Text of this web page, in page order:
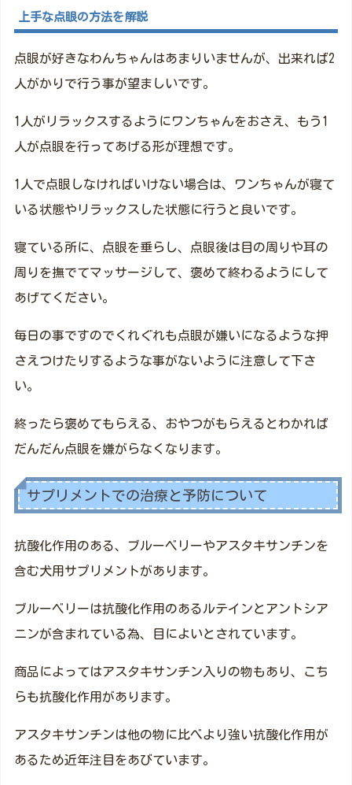
上手な点眼の方法を解説
点眼が好きなわんちゃんはあまりいませんが、出来れば2
人がかりで行う事が望ましいです。
1人がリラックスするようにワンちゃんをおさえ、もう1
人が点眼を行ってあげる形が理想です。
1人で点眼しなければいけない場合は、ワンちゃんが寝て
いる状態やリラックスした状態に行うと良いです。
寝ている所に、点眼を垂らし、点眼後は目の周りや耳の
周りを撫でてマッサージして、褒めて終わるようにして
あげてください。
毎日の事ですのでくれぐれも点眼が嫌いになるような押
さえつけたりするような事がないように注意して下さ
い。
終ったら褒めてもらえる、おやつがもらえるとわかれば
だんだん点眼を嫌がらなくなります。
サプリメントでの治療と予防について
抗酸化作用のある、ブルーベリーやアスタキサンチンを
含む犬用サプリメントがあります。
ブルーベリーは抗酸化作用のあるルテインとアントシア
ニンが含まれている為、目によいとされています。
商品によってはアスタキサンチン入りの物もあり、こち
らも抗酸化作用があります。
アスタキサンチンは他の物に比べより強い抗酸化作用が
あるため近年注目をあびています。